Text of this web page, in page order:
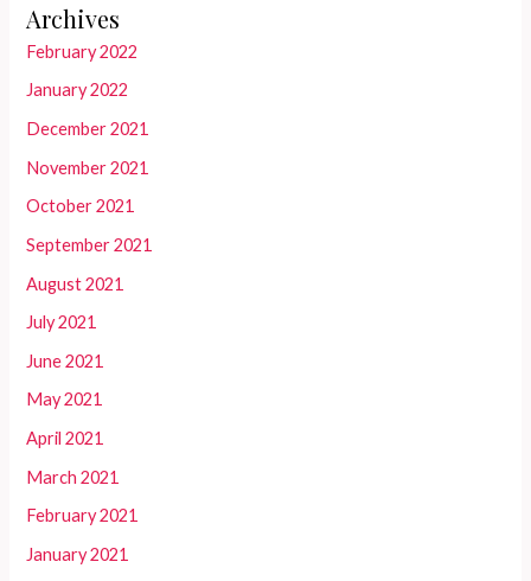
Archives
February 2022
January 2022
December 2021
November 2021
October 2021
September 2021
August 2021
July 2021
June 2021
May 2021
April 2021
March 2021
February 2021
January 2021